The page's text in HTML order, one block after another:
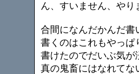
ん、すいません、やり
合間になんだかんだ書
書くのはこれもやっぱ
書けたのでだいぶ気が
真の鬼畜にはなれて